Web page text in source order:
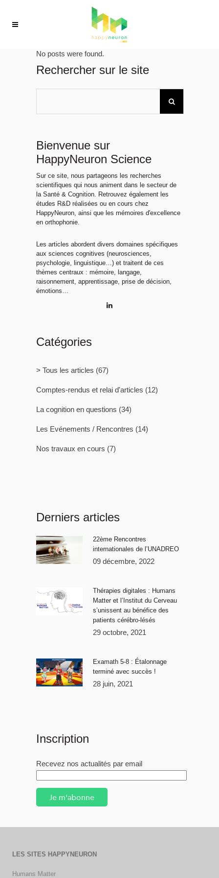
No posts were found.
Rechercher sur le site
Bienvenue sur
HappyNeuron Science
Sur ce site, nous partageons les recherches
scientifiques qui nous animent dans le secteur de
la Santé & Cognition. Retrouvez également les
études R&D réalisées ou en cours chez
HappyNeuron, ainsi que les mémoires d'excellence
en orthophonie.
Les articles abordent divers domaines spécifiques
aux sciences cognitives (neurosciences,
psychologie, linguistique…) et traitent de ces
thèmes centraux : mémoire, langage,
raisonnement, apprentissage, prise de décision,
émotions…
Catégories
> Tous les articles (67)
Comptes-rendus et relai d'articles (12)
La cognition en questions (34)
Les Evénements / Rencontres (14)
Nos travaux en cours (7)
Derniers articles
22ème Rencontres
internationales de l’UNADREO
09 décembre, 2022
Thérapies digitales : Humans
Matter et l’Institut du Cerveau
s’unissent au bénéfice des
patients cérébro-lésés
29 octobre, 2021
Examath 5-8 : Étalonnage
terminé avec succès !
28 juin, 2021
Inscription
Recevez nos actualités par email
Je m'abonne
LES SITES HAPPYNEURON
Humans Matter